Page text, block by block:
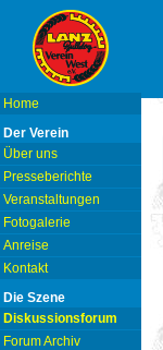
Home
Der Verein
Über uns
Presseberichte
Veranstaltungen
Fotogalerie
Anreise
Kontakt
Die Szene
Diskussionsforum
Forum Archiv